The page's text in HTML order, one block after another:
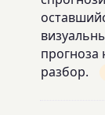
прогноза
разбор.